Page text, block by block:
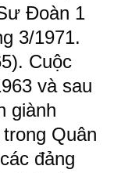
Đoàn 1
3/1971.
Cuộc
và sau
giành
Quân
đảng